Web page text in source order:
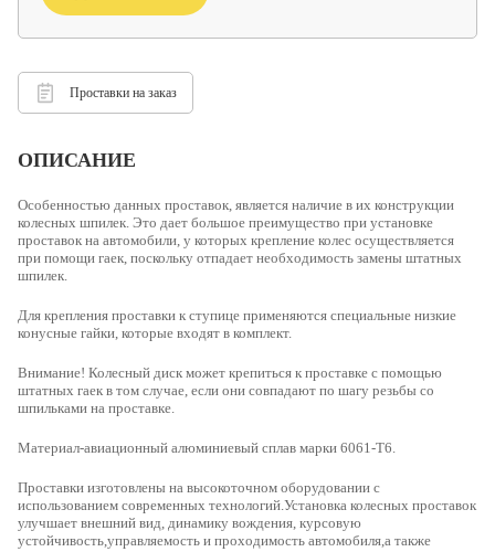
Проставки на заказ
ОПИСАНИЕ
Особенностью данных проставок, является наличие в их конструкции
колесных шпилек. Это дает большое преимущество при установке
проставок на автомобили, у которых крепление колес осуществляется
при помощи гаек, поскольку отпадает необходимость замены штатных
шпилек.
Для крепления проставки к ступице применяются специальные низкие
конусные гайки, которые входят в комплект.
Внимание! Колесный диск может крепиться к проставке с помощью
штатных гаек в том случае, если они совпадают по шагу резьбы со
шпильками на проставке.
Материал-авиационный алюминиевый сплав марки 6061-Т6.
Проставки изготовлены на высокоточном оборудовании с
использованием современных технологий.Установка колесных проставок
улучшает внешний вид, динамику вождения, курсовую
устойчивость,управляемость и проходимость автомобиля,а также